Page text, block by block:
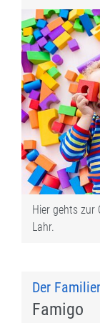
Hier gehts zur
Lahr.
Der
Famigo